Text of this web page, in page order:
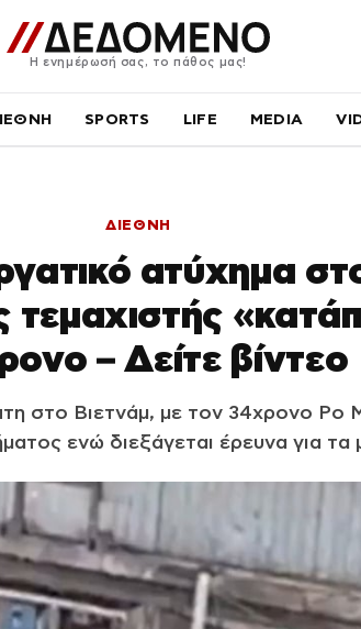
Η ενημέρωσή σας, το πάθος μας!
SPORTS LIFE MEDIA
ΔΙΕΘΝΗ
ατύχημα
τεμαχιστής
– Δείτε βίντεο
στο Βιετνάμ, με τον 34χρονο Ρο
ενώ διεξάγεται έρευνα για